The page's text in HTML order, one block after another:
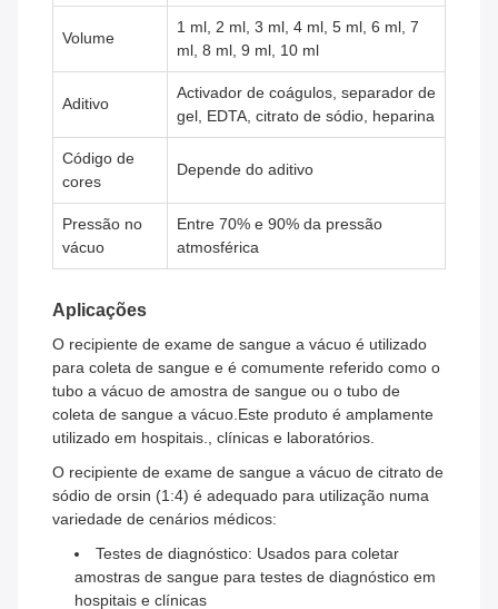
Volume
1 ml, 2 ml, 3 ml, 4 ml, 5 ml, 6 ml, 7
ml, 8 ml, 9 ml, 10 ml
Aditivo
Activador de coágulos, separador de
gel, EDTA, citrato de sódio, heparina
Código de
cores
Depende do aditivo
Pressão no
vácuo
Entre 70% e 90% da pressão
atmosférica
Aplicações
O recipiente de exame de sangue a vácuo é utilizado
para coleta de sangue e é comumente referido como o
tubo a vácuo de amostra de sangue ou o tubo de
coleta de sangue a vácuo.Este produto é amplamente
utilizado em hospitais., clínicas e laboratórios.
O recipiente de exame de sangue a vácuo de citrato de
sódio de orsin (1:4) é adequado para utilização numa
variedade de cenários médicos:
Testes de diagnóstico: Usados para coletar
amostras de sangue para testes de diagnóstico em
hospitais e clínicas